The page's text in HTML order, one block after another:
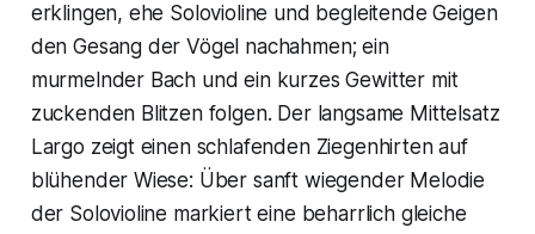
erklingen, ehe Solovioline und begleitende Geigen
den Gesang der Vögel nachahmen; ein
murmelnder Bach und ein kurzes Gewitter mit
zuckenden Blitzen folgen. Der langsame Mittelsatz
Largo zeigt einen schlafenden Ziegenhirten auf
blühender Wiese: Über sanft wiegender Melodie
der Solovioline markiert eine beharrlich gleiche